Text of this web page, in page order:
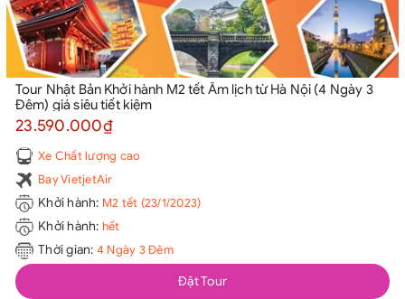
Tour Nhật Bản Khởi hành M2 tết Âm lịch từ Hà Nội (4 Ngày 3
Đêm) giá siêu tiết kiệm
23.590.000₫
Xe Chất lượng cao
Bay VietjetAir
Khởi hành: M2 tết (23/1/2023)
Khởi hành: hết
Thời gian: 4 Ngày 3 Đêm
Đặt Tour